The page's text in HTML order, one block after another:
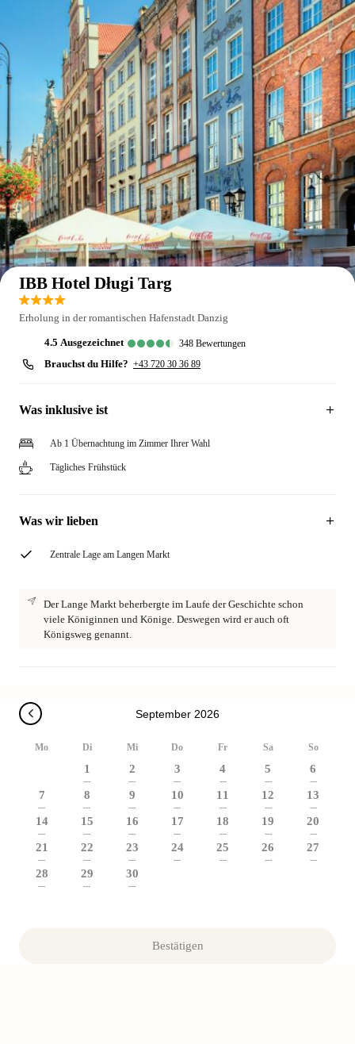
Auf der Karte anzeigen
IBB Hotel Długi Targ
Erholung in der romantischen Hafenstadt Danzig
4.5 ausgezeichnet 348 Bewertungen
Brauchst du Hilfe? +43 720 30 36 89
Was inklusive ist
Ab 1 Übernachtung im Zimmer Ihrer Wahl
Tägliches Frühstück
Was wir lieben
Zentrale Lage am Langen Markt
Der Lange Markt beherbergte im Laufe der Geschichte schon
viele Königinnen und Könige. Deswegen wird er auch oft
Königsweg genannt.
September 2026
Mo Di Mi Do Fr Sa So
1
---
2
---
3
---
4
---
5
---
6
---
7
---
8
---
9
---
10
---
11
---
12
---
13
---
14
---
15
---
16
---
17
---
18
---
19
---
20
---
21
---
22
---
23
---
24
---
25
---
26
---
27
---
28
---
29
---
30
---
Bestätigen